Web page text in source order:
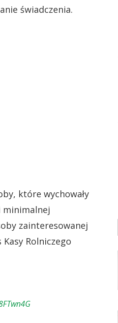
świadczenia.
które wychowały
minimalnej
zainteresowanej
Rolniczego